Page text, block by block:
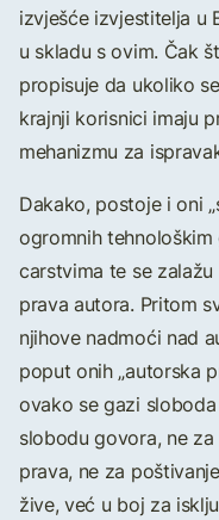
izvješće izvjestitelja u
u skladu s ovim. Čak
propisuje da ukoliko
krajnji korisnici imaju
mehanizmu za
Dakako, postoje i oni
ogromnih
carstvima te se
prava autora. Pritom
njihove nadmoći nad
poput onih „autorska
ovako se gazi
slobodu govora, ne
prava, ne za
žive, već u boj za